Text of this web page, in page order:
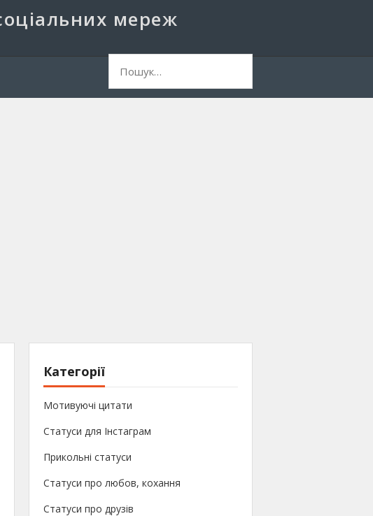
мереж
Категорії
Мотивуючі цитати
Статуси для Інстаграм
Прикольні статуси
Статуси про любов, кохання
Статуси про друзів